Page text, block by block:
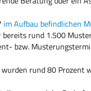
im Aufbau befindlichen
bereits rund 1.500
bzw.
rund 80 Prozent